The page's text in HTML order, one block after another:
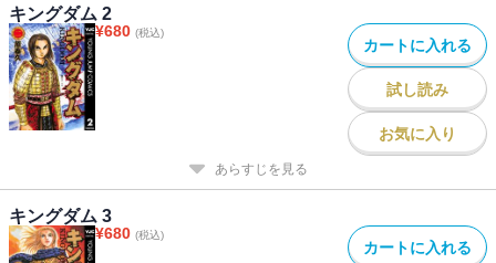
キングダム 2
¥680 (税込)
カートに入れる
試し読み
お気に入り
あらすじを見る
キングダム 3
¥680 (税込)
カートに入れる